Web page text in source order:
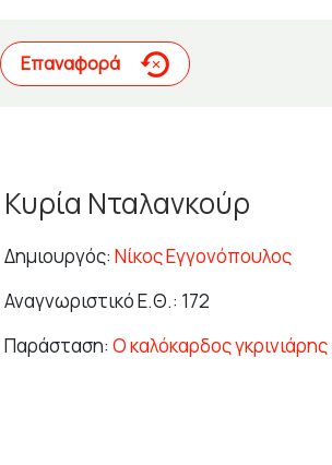
Επαναφορά
Κυρία Νταλανκούρ
Δημιουργός: Νίκος Εγγονόπουλος
Αναγνωριστικό Ε.Θ.: 172
Παράσταση: Ο καλόκαρδος γκρινιάρης